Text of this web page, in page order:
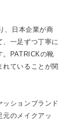
、日本企業が商
一足ずつ丁寧に
。PATRICKの靴
れていることが関
ッションブランド
元のメイクアッ